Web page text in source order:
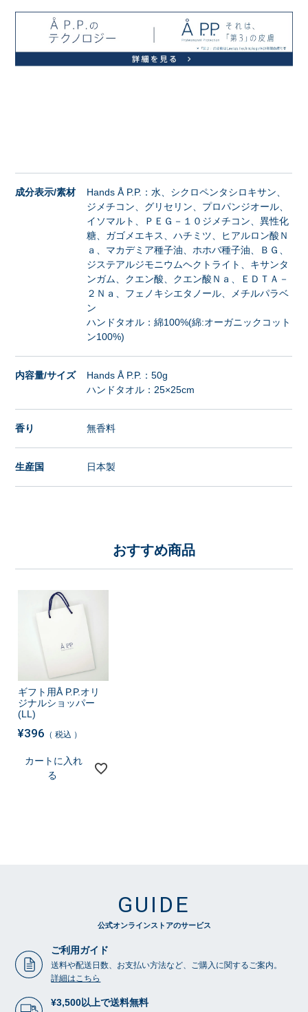
成分表示/素材
Hands Å P.P.：水、シクロペンタシロキサン、
ジメチコン、グリセリン、プロパンジオール、
イソマルト、ＰＥＧ－１０ジメチコン、異性化
糖、ガゴメエキス、ハチミツ、ヒアルロン酸Ｎ
ａ、マカデミア種子油、ホホバ種子油、ＢＧ、
ジステアルジモニウムヘクトライト、キサンタ
ンガム、クエン酸、クエン酸Ｎａ、ＥＤＴＡ－
２Ｎａ、フェノキシエタノール、メチルパラベ
ン
ハンドタオル：綿100%(綿:オーガニックコット
ン100%)
内容量/サイズ
Hands Å P.P.：50g
ハンドタオル：25×25cm
香り 無香料
生産国 日本製
おすすめ商品
ギフト用Å P.P.オリ
ジナルショッパー
(LL)
¥396 税込
カートに入れ
る
GUIDE
公式オンラインストアのサービス
ご利用ガイド
送料や配送日数、お支払い方法など、ご購入に関するご案内。
詳細はこちら
¥3,500以上で送料無料